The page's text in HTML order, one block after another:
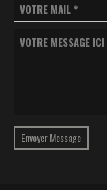
VOTRE MAIL *
VOTRE MESSAGE ICI
Envoyer Message